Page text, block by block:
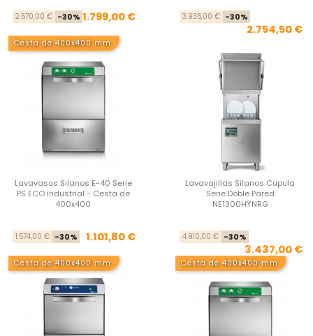
Precio base
2.570,00 € -30% Precio
1.799,00 € 3.935,00 € -30%
2.754,50 €
Cesta de 400x400 mm
Lavavasos Silanos E-40 Serie
PS ECO industrial - Cesta de
400x400
Precio base
1.574,00 € -30% Precio
1.101,80 €
Lavavajillas Silanos Cúpula
Serie Doble Pared
NE1300HYNRG
4.910,00 € -30%
3.437,00 €
Cesta de 400x400 mm Cesta de 400x400 mm